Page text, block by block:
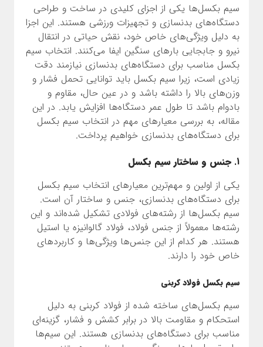
سیم بکسل‌ها یکی از اجزای کلیدی در ساخت و طراحی
دستگاه‌های بدنسازی و تجهیزات ورزشی هستند. این اجزا
به دلیل ویژگی‌های خاص خود، نقش حیاتی در انتقال
نیرو و جابجایی بارهای سنگین ایفا می‌کنند. انتخاب سیم
بکسل مناسب برای دستگاه‌های بدنسازی نیازمند دقت
زیادی است، زیرا سیم بکسل باید توانایی تحمل فشار و
وزن‌های بالا را داشته باشد و در عین حال، مقاوم و
بادوام باشد تا طول عمر دستگاه‌ها افزایش یابد. در این
مقاله، به بررسی معیارهای مهم در انتخاب سیم بکسل
برای دستگاه‌های بدنسازی خواهیم پرداخت.
1. جنس و ساختار سیم بکسل
یکی از اولین و مهم‌ترین معیارهای انتخاب سیم بکسل
برای دستگاه‌های بدنسازی، جنس و ساختار آن است.
سیم بکسل‌ها از رشته‌های فولادی تشکیل شده‌اند و این
رشته‌ها معمولاً از جنس فولاد، فولاد گالوانیزه یا استیل
هستند. هر کدام از این جنس‌ها ویژگی‌ها و کاربردهای
خاص خود را دارند.
سیم بکسل فولاد کربنی
سیم بکسل‌های ساخته شده از فولاد کربنی به دلیل
استحکام و مقاومت بالا در برابر کشش و فشار، گزینه‌ای
مناسب برای دستگاه‌های بدنسازی هستند. این سیم‌ها